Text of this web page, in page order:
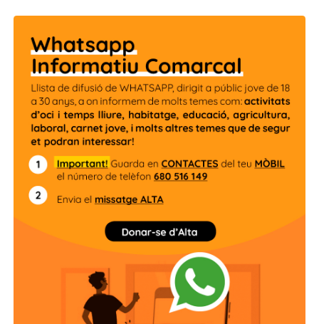
Més informació